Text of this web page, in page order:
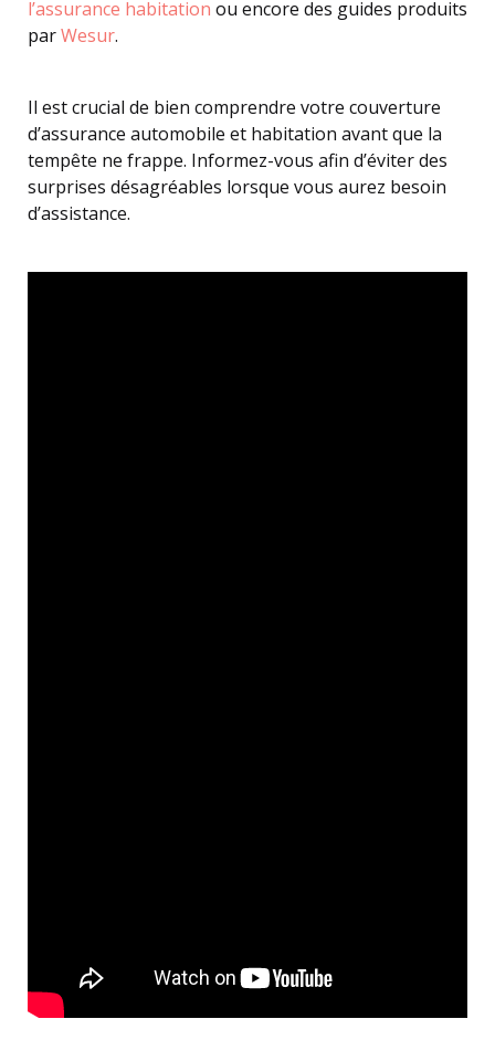
l’assurance habitation ou encore des guides produits
parWesur.
Il est crucial de bien comprendre votre couverture
d’assurance automobile et habitation avant que la
tempête ne frappe. Informez-vous afin d’éviter des
surprises désagréables lorsque vous aurez besoin
d’assistance.